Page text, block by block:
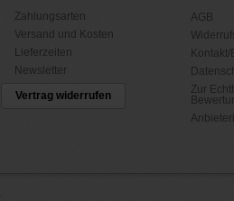
Zahlungsarten
Versand und Kosten
Lieferzeiten
Newsletter
Vertrag widerrufen
AGB
Kontakt/
Zur
.